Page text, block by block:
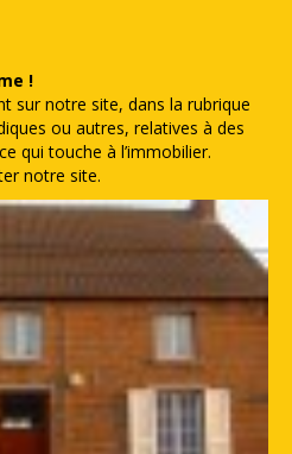
!
sur notre site, dans la rubrique
ou autres, relatives à des
qui touche à l’immobilier.
notre site.